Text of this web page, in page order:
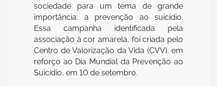
sociedade para um tema de grande
importância: a prevenção ao suicídio.
Essa campanha identificada pela
associação à cor amarela, foi criada pelo
Centro de Valorização da Vida (CVV), em
reforço ao Dia Mundial da Prevenção ao
Suicídio, em 10 de setembro.